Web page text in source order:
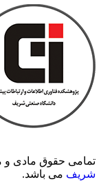
تمامی حقوق مادی و
شریف می باشد.